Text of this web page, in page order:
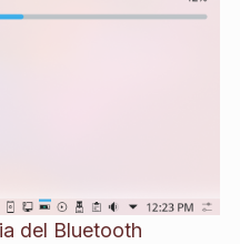
del Bluetooth